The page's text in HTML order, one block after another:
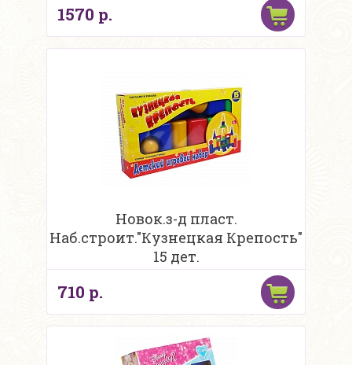
1570 р.
Новок.з-д пласт.
Наб.строит."Кузнецкая Крепость"
15 дет.
710 р.